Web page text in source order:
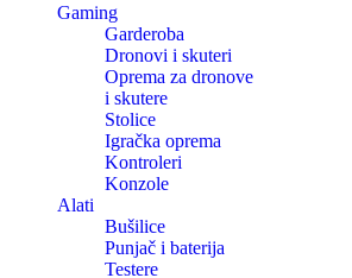
Gaming
Garderoba
Dronovi i skuteri
Oprema za dronove
i skutere
Stolice
Igračka oprema
Kontroleri
Konzole
Alati
Bušilice
Punjač i baterija
Testere